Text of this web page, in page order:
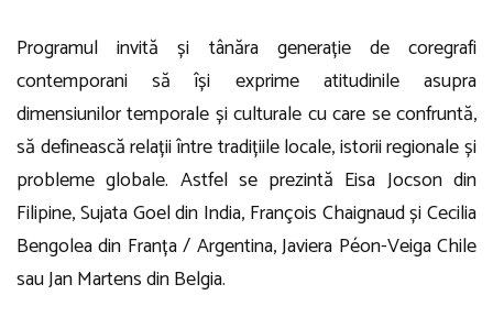
Programul invită și tânăra generație de coregrafi
contemporani să își exprime atitudinile asupra
dimensiunilor temporale și culturale cu care se confruntă,
să definească relații între tradițiile locale, istorii regionale și
probleme globale. Astfel se prezintă Eisa Jocson din
Filipine, Sujata Goel din India, François Chaignaud și Cecilia
Bengolea din Franța / Argentina, Javiera Péon-Veiga Chile
sau Jan Martens din Belgia.